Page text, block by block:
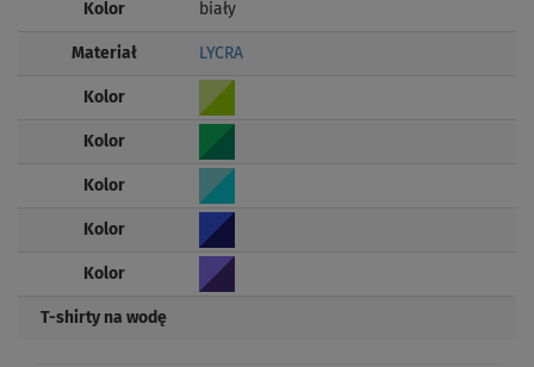
Kolor biały
Materiał LYCRA
Kolor
Kolor
Kolor
Kolor
Kolor
T-shirty na wodę